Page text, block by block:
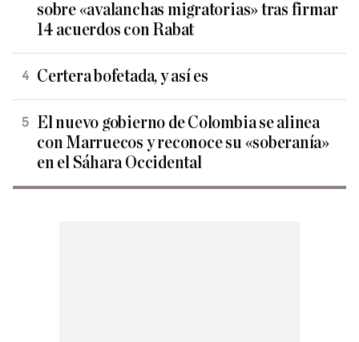
sobre «avalanchas migratorias» tras firmar
14 acuerdos con Rabat
Certera bofetada, y así es
El nuevo gobierno de Colombia se alinea
con Marruecos y reconoce su «soberanía»
en el Sáhara Occidental